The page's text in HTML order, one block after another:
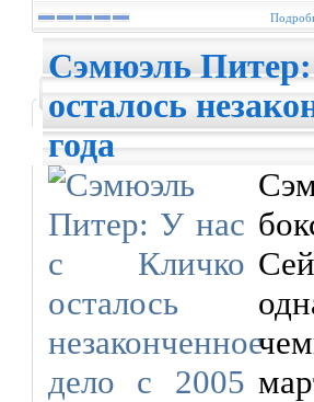
Сэмюэль
осталось
года